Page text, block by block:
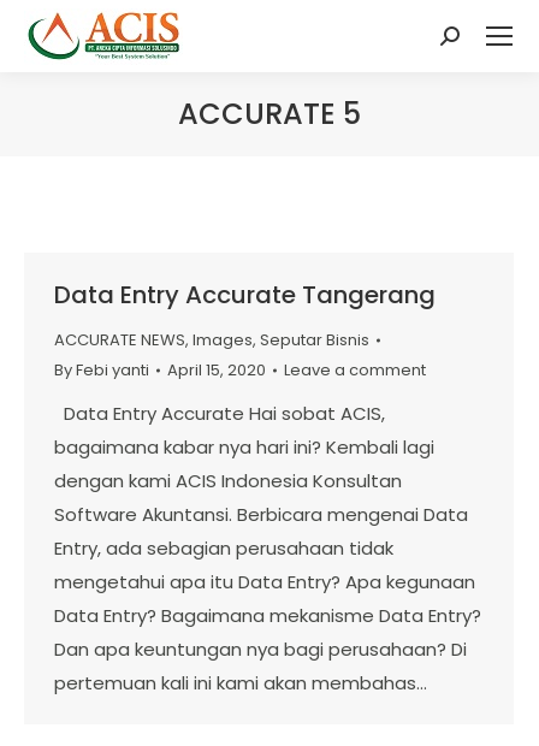
Search:
ACCURATE 5
Data Entry Accurate Tangerang
ACCURATE NEWS, Images, Seputar Bisnis
ByFebi yanti April 15, 2020 Leave a comment
Data Entry Accurate Hai sobat ACIS,
bagaimana kabar nya hari ini? Kembali lagi
dengan kami ACIS Indonesia Konsultan
Software Akuntansi. Berbicara mengenai Data
Entry, ada sebagian perusahaan tidak
mengetahui apa itu Data Entry? Apa kegunaan
Data Entry? Bagaimana mekanisme Data Entry?
Dan apa keuntungan nya bagi perusahaan? Di
pertemuan kali ini kami akan membahas…